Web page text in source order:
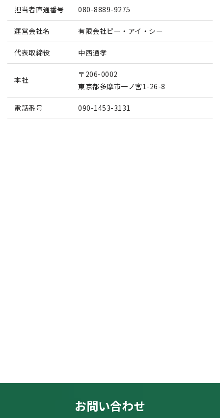
担当者直通番号 080-8889-9275
運営会社名 有限会社ピー・アイ・シー
代表取締役 中西通孝
本社
〒206-0002
東京都多摩市一ノ宮1-26-8
電話番号 090-1453-3131
お問い合わせ